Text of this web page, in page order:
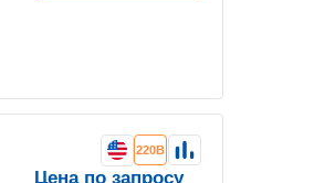
220В
Цена по запросу